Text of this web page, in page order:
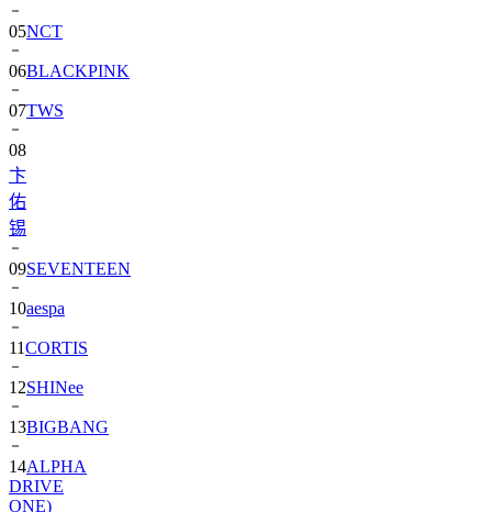
06BLACKPINK
07TWS
08
卞
佑
锡
09
10aespa
11CORTIS
12SHINee
13BIGBANG
14ALPHA
DRIVE
ONE)
15